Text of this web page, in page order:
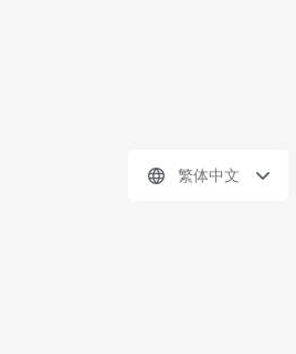
繁体中文